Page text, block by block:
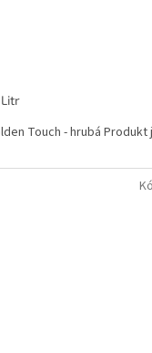
Touch - hrubá Produkt